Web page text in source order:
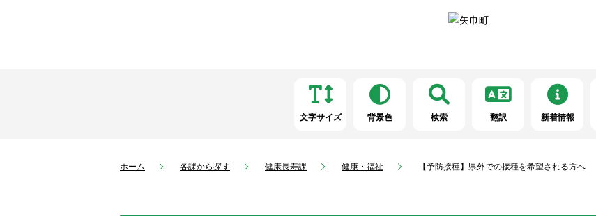
文字サイズ 背景色 検索 翻訳 新着情報
ホーム 各課から探す 健康長寿課 健康・福祉 【予防接種】県外での接種を希望される方へ